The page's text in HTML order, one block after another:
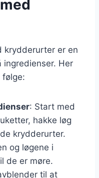
krydderurter er en
Her
følge:
: Start med
hakke løg
krydderurter.
og løgene i
de er møre.
til at